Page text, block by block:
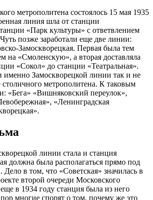
метрополитена состоялось 15 мая 1935
линия шла от станции
«Парк культуры» с ответвлением
позже заработали еще две линии:
Замоскворецкая. Первая была тем
на «Смоленскую», а вторая доставляла
«Сокол» до станции «Театральная».
именно Замоскворецкой линии так и не
столичного метрополитена. К таковым
«Бега» «Вишняковский переулок»,
«Ленинградская
линии стала и станция
должна была располагаться прямо под
Дело в том, что «Советская» значилась в
второй очереди Московского
в 1934 году станция была из него
многие спорят о том, почему же это